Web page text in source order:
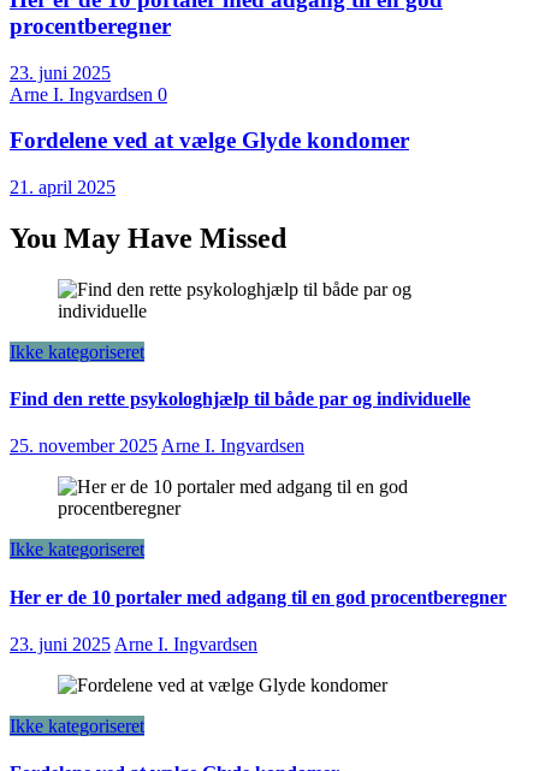
procentberegner
23. juni 2025
Arne I. Ingvardsen 0
Fordelene ved at vælge Glyde kondomer
21. april 2025
You May Have Missed
Ikke kategoriseret
Find den rette psykologhjælp til både par og individuelle
25. november 2025 Arne I. Ingvardsen
Ikke kategoriseret
Her er de 10 portaler med adgang til en god procentberegner
23. juni 2025 Arne I. Ingvardsen
Ikke kategoriseret